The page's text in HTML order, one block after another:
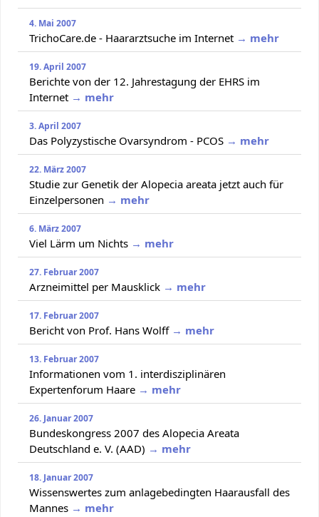
4. Mai 2007
TrichoCare.de - Haararztsuche im Internet → mehr
19. April 2007
Berichte von der 12. Jahrestagung der EHRS im
Internet → mehr
3. April 2007
Das Polyzystische Ovarsyndrom - PCOS → mehr
22. März 2007
Studie zur Genetik der Alopecia areata jetzt auch für
Einzelpersonen → mehr
6. März 2007
Viel Lärm um Nichts → mehr
27. Februar 2007
Arzneimittel per Mausklick → mehr
17. Februar 2007
Bericht von Prof. Hans Wolff → mehr
13. Februar 2007
Informationen vom 1. interdisziplinären
Expertenforum Haare → mehr
26. Januar 2007
Bundeskongress 2007 des Alopecia Areata
Deutschland e. V. (AAD) → mehr
18. Januar 2007
Wissenswertes zum anlagebedingten Haarausfall des
Mannes → mehr